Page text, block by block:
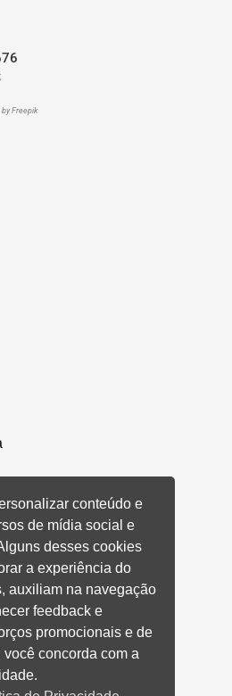
Freepik
ACORDOS
conteúdo e
de mídia social e
desses cookies
a experiência do
auxiliam na navegação
feedback e
promocionais e de
você concorda com a